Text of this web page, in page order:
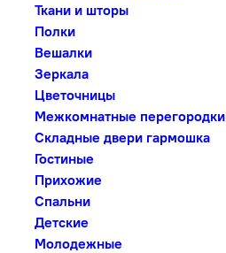
Ткани и шторы
Полки
Вешалки
Зеркала
Цветочницы
Межкомнатные перегородки
Складные двери гармошка
Гостиные
Прихожие
Спальни
Детские
Молодежные